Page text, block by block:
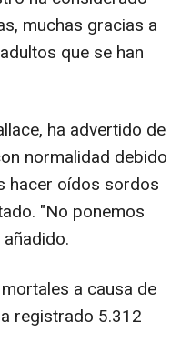
muchas gracias a
que se han
ha advertido de
normalidad debido
hacer oídos sordos
"No ponemos
a causa de
registrado 5.312